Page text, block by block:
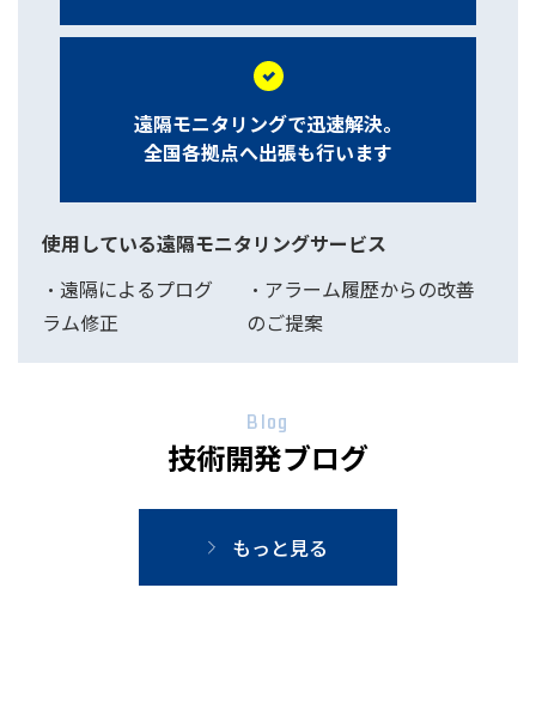
遠隔モニタリングで迅速解決。
全国各拠点へ出張も行います
使用している遠隔モニタリングサービス
・遠隔によるプログ
ラム修正
・アラーム履歴からの改善
のご提案
Blog
技術開発ブログ
もっと見る